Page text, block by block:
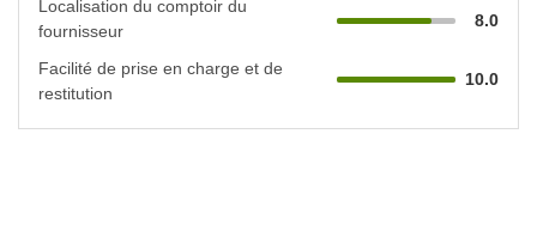
Localisation du comptoir du
fournisseur
8.0
Facilité de prise en charge et de
restitution
10.0